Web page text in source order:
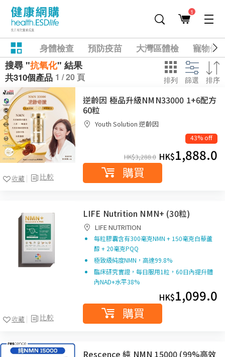
1
身體檢查 預防疫苗 大灣區體檢 寵物健
搜尋 "抗氧化" 結果
共310個產品 1 / 20 頁 排列 篩選 排序
比較
收藏
逆齡因 極品升級NMN33000 1+6配方
60粒
Youth Solution 逆齡因
43% off
HK$3,288.0 HK$1,888.0
購買
比較
收藏
LIFE Nutrition NMN+ (30粒)
LIFE NUTRITION
每粒膠囊含有300毫克NMN + 150毫克白藜蘆
醇 + 20毫克PQQ
極致級純度NMN ，高達99.8%
臨床研究實證，每日服用1粒，60日內提升體
內NAD+水平38%
HK$1,099.0
購買
Rescence 純 NMN 15000 (99%高效